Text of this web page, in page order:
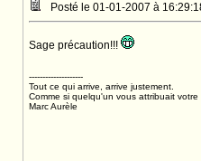
Posté le 01-01-2007 à
Sage précaution!!!
--------------------
Tout ce qui arrive, arrive justement.
Comme si quelqu'un vous attribuait votre
Marc Aurèle